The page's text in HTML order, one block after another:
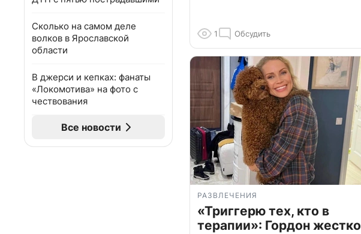
Сколько на самом деле
волков в Ярославской
области
В джерси и кепках: фанаты
«Локомотива» на фото с
чествования
Все новости
1 Обсудить
РАЗВЛЕЧЕНИЯ
«Триггерю тех, кто в
терапии»: Гордон жестко